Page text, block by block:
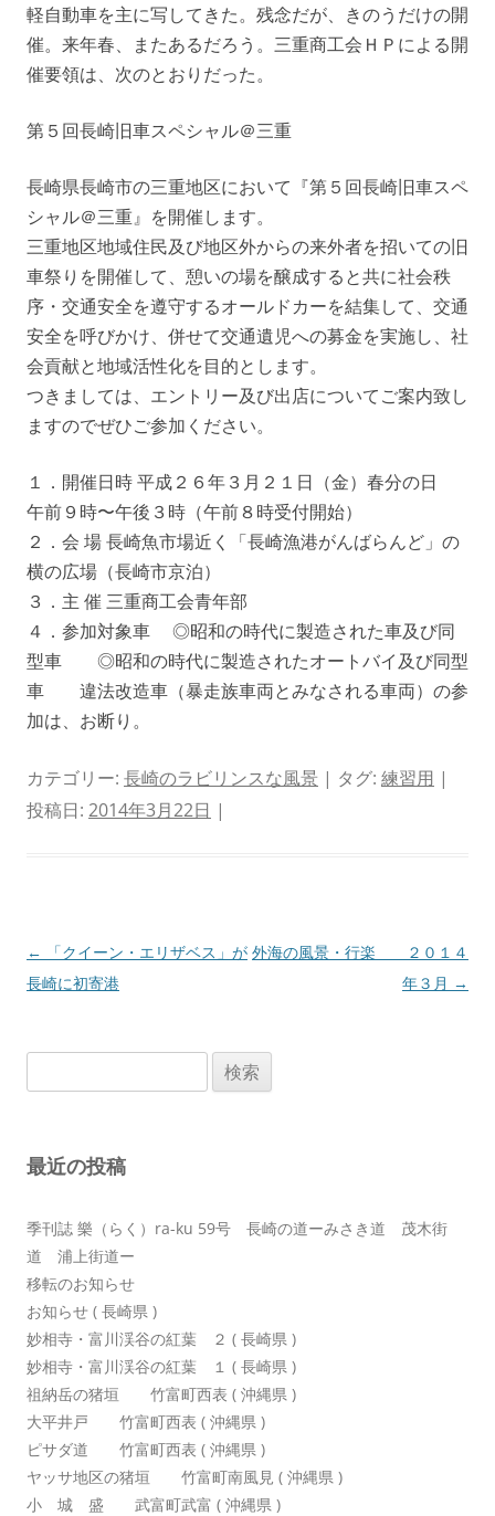
軽自動車を主に写してきた。残念だが、きのうだけの開
催。来年春、またあるだろう。三重商工会ＨＰによる開
催要領は、次のとおりだった。
第５回長崎旧車スペシャル＠三重
長崎県長崎市の三重地区において『第５回長崎旧車スペ
シャル＠三重』を開催します。
三重地区地域住民及び地区外からの来外者を招いての旧
車祭りを開催して、憩いの場を醸成すると共に社会秩
序・交通安全を遵守するオールドカーを結集して、交通
安全を呼びかけ、併せて交通遺児への募金を実施し、社
会貢献と地域活性化を目的とします。
つきましては、エントリー及び出店についてご案内致し
ますのでぜひご参加ください。
１．開催日時 平成２６年３月２１日（金）春分の日
午前９時〜午後３時（午前８時受付開始）
２．会 場 長崎魚市場近く「長崎漁港がんばらんど」の
横の広場（長崎市京泊）
３．主 催 三重商工会青年部
４．参加対象車 ◎昭和の時代に製造された車及び同
型車 ◎昭和の時代に製造されたオートバイ及び同型
車 違法改造車（暴走族車両とみなされる車両）の参
加は、お断り。
カテゴリー: 長崎のラビリンスな風景 | タグ: 練習用 |
投稿日: 2014年3月22日 |
投
稿
ョ
←
「クイーン・エリザベス」が
長崎に初寄港
外海の風景・行楽 ２０１４
年３月 →
索:
最近の投稿
季刊誌 樂（らく）ra-ku 59号 長崎の道ーみさき道 茂木街
道 浦上街道ー
移転のお知らせ
お知らせ ( 長崎県 )
妙相寺・富川渓谷の紅葉 ２ ( 長崎県 )
妙相寺・富川渓谷の紅葉 １ ( 長崎県 )
祖納岳の猪垣 竹富町西表 ( 沖縄県 )
大平井戸 竹富町西表 ( 沖縄県 )
ピサダ道 竹富町西表 ( 沖縄県 )
ヤッサ地区の猪垣 竹富町南風見 ( 沖縄県 )
小 城 盛 武富町武富 ( 沖縄県 )